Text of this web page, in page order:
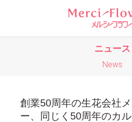
ニュース
News
創業50周年の生花会社
ー、同じく50周年のカ